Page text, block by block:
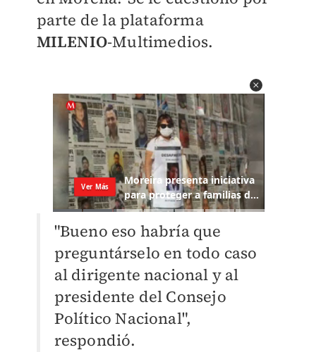
parte de la plataforma
MILENIO-Multimedios.
"Bueno eso habría que
preguntárselo en todo caso
al dirigente nacional y al
presidente del Consejo
Político Nacional",
respondió.